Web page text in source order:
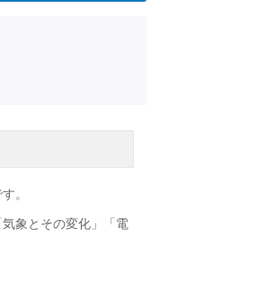
。
象とその変化」「電